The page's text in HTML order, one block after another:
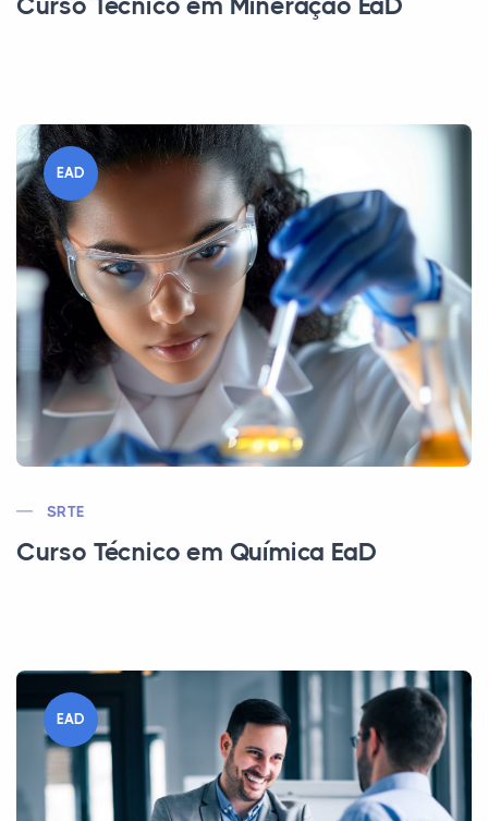
Curso Técnico em Mineração EaD
EAD
SRTE
Curso Técnico em Química EaD
EAD